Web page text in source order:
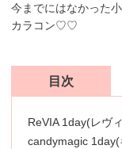
今までにはなかった
カラコン♡♡
目次
ReVIA 1day(レヴ
candymagic